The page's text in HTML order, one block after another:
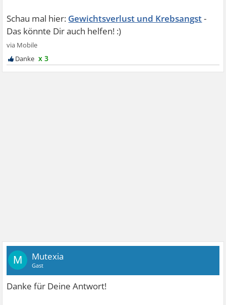
Gewichtsverlust und Krebsangst
x 3
M Mutexia
Gast
Danke für Deine Antwort!